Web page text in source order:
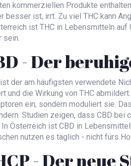
kommerziellen Produkte
besser ist, irrt. Zu viel THC kann
ist THC in Lebensmitteln
sein.
- Der
ist der am häufigsten verwendete
und die Wirkung von THC abmildert
ein, sondern moduliert sie.
Studien zeigen, dass CBD bei
In Österreich ist CBD in
nutzen es täglich - nicht fürs
- Der neue